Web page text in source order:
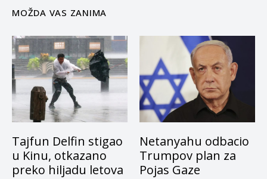
MOŽDA VAS ZANIMA
Tajfun Delfin stigao
u Kinu, otkazano
preko hiljadu letova
Netanyahu odbacio
Trumpov plan za
Pojas Gaze